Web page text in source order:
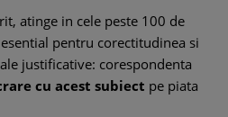
atinge in cele peste 100 de
pentru corectitudinea si
justificative: corespondenta
cu acest subiect pe piata